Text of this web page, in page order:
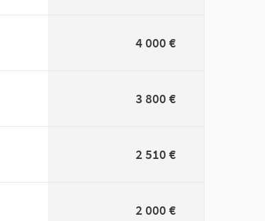
4 000 €
3 800 €
2 510 €
2 000 €